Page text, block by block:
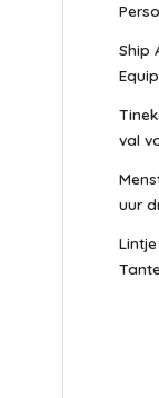
Ship
val
uur